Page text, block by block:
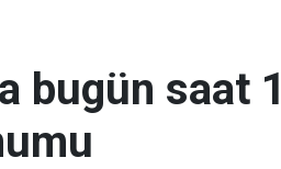
bugün saat